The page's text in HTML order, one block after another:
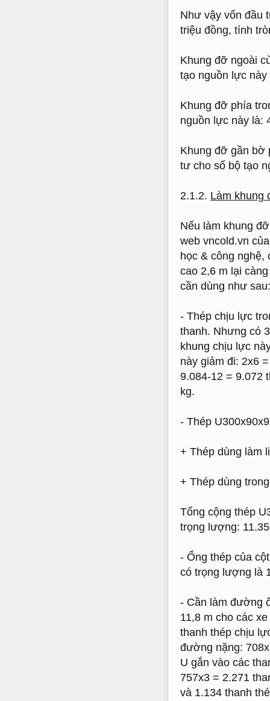
Như vậy vốn đầu
triệu đồng, tính
Khung đỡ ngoài
tạo nguồn lực
Khung đỡ phía
nguồn lực này là:
Khung đỡ gần bờ
tư cho số bộ tạo
2.1.2. Làm khung
Nếu làm khung
web vncold.vn
học & công
cao 2,6 m lại
cần dùng như sau:
- Thép chịu lực
thanh. Nhưng có
khung chịu lực
này giảm đi: 2x6
9.084-12 = 9.072
kg.
- Thép
+ Thép dùng làm
+ Thép dùng
Tổng cộng thép
trọng lượng:
- Ống thép của
có trọng lượng là
- Cần làm đường
11,8 m cho các
thanh thép chịu
đường nặng:
U gắn vào các
757x3 = 2.271
và 1.134 thanh